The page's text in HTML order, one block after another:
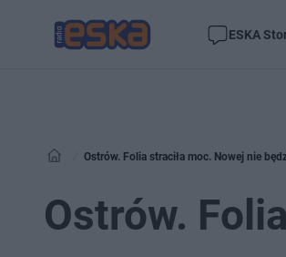
ESKA
Ostrów. Folia straciła moc. Nowej nie
Ostrów.